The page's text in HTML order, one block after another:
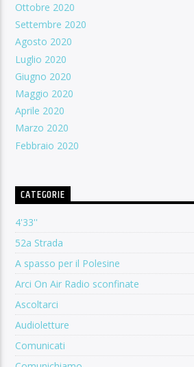
Ottobre 2020
Settembre 2020
Agosto 2020
Luglio 2020
Giugno 2020
Maggio 2020
Aprile 2020
Marzo 2020
Febbraio 2020
CATEGORIE
4'33''
52a Strada
A spasso per il Polesine
Arci On Air Radio sconfinate
Ascoltarci
Audioletture
Comunicati